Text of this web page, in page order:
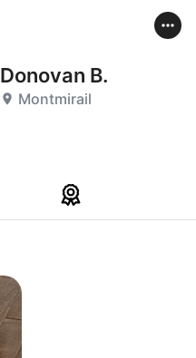
Donovan B.
Montmirail